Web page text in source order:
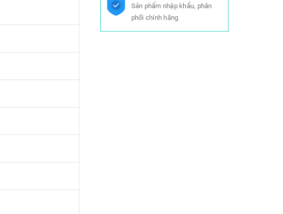
Sản phẩm nhập khẩu, phân
phối chính hãng